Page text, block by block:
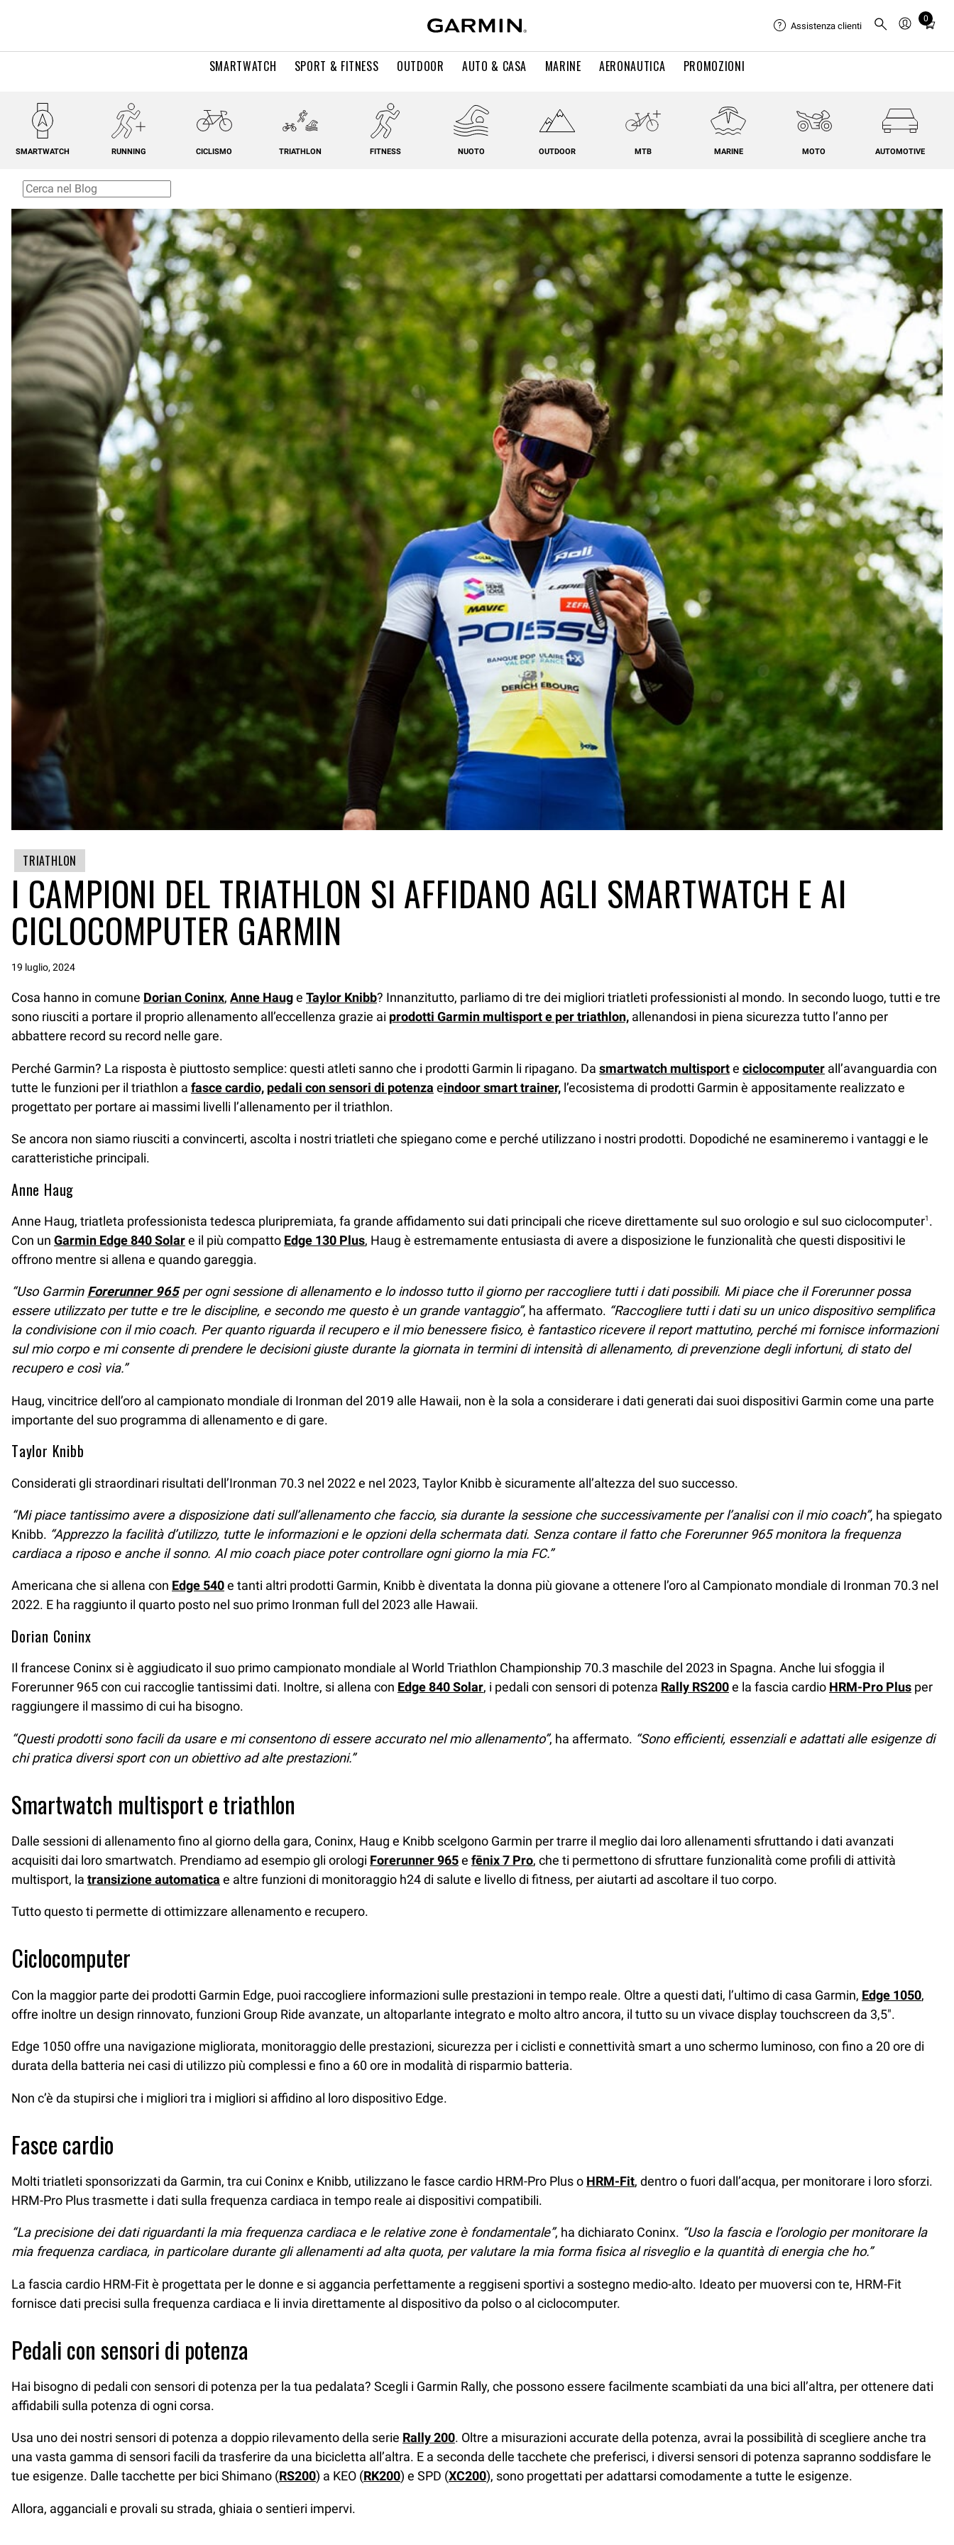
SMARTWATCH SPORT & FITNESS OUTDOOR AUTO & CASA MARINE AERONAUTICA PROMOZIONI
Assistenza clienti
0
Total
in
SMARTWATCH RUNNING CICLISMO TRIATHLON FITNESS NUOTO OUTDOOR MTB MARINE MOTO AUTOMOTIVE
TRIATHLON
I CAMPIONI DEL TRIATHLON SI AFFIDANO AGLI SMARTWATCH E AI
CICLOCOMPUTER GARMIN
19 luglio, 2024
Cosa hanno in comune Dorian Coninx, Anne Hauge Taylor Knibb? Innanzitutto, parliamo di tre dei migliori triatleti professionisti al mondo. In secondo luogo, tutti e tre
sono riusciti a portare il proprio allenamento all’eccellenza grazie ai prodotti Garmin multisport e per triathlon, allenandosi in piena sicurezza tutto l’anno per
abbattere record su record nelle gare.
Perché Garmin? La risposta è piuttosto semplice: questi atleti sanno che i prodotti Garmin li ripagano. Da smartwatch multisporte ciclocomputer all’avanguardia con
tutte le funzioni per il triathlon a fasce cardio, pedali con sensori di potenza eindoor smart trainer, l’ecosistema di prodotti Garmin è appositamente realizzato e
progettato per portare ai massimi livelli l’allenamento per il triathlon.
Se ancora non siamo riusciti a convincerti, ascolta i nostri triatleti che spiegano come e perché utilizzano i nostri prodotti. Dopodiché ne esamineremo i vantaggi e le
caratteristiche principali.
Anne Haug
Anne Haug, triatleta professionista tedesca pluripremiata, fa grande affidamento sui dati principali che riceve direttamente sul suo orologio e sul suo ciclocomputer1 .
Con un Garmin Edge 840 Solare il più compatto Edge 130 Plus, Haug è estremamente entusiasta di avere a disposizione le funzionalità che questi dispositivi le
offrono mentre si allena e quando gareggia.
“Uso Garmin Forerunner 965per ogni sessione di allenamento e lo indosso tutto il giorno per raccogliere tutti i dati possibili. Mi piace che il Forerunner possa
essere utilizzato per tutte e tre le discipline, e secondo me questo è un grande vantaggio”, ha affermato. “Raccogliere tutti i dati su un unico dispositivo semplifica
la condivisione con il mio coach. Per quanto riguarda il recupero e il mio benessere fisico, è fantastico ricevere il report mattutino, perché mi fornisce informazioni
sul mio corpo e mi consente di prendere le decisioni giuste durante la giornata in termini di intensità di allenamento, di prevenzione degli infortuni, di stato del
recupero e così via.”
Haug, vincitrice dell’oro al campionato mondiale di Ironman del 2019 alle Hawaii, non è la sola a considerare i dati generati dai suoi dispositivi Garmin come una parte
importante del suo programma di allenamento e di gare.
Taylor Knibb
Considerati gli straordinari risultati dell’Ironman 70.3 nel 2022 e nel 2023, Taylor Knibb è sicuramente all’altezza del suo successo.
“Mi piace tantissimo avere a disposizione dati sull’allenamento che faccio, sia durante la sessione che successivamente per l’analisi con il mio coach”, ha spiegato
Knibb. “Apprezzo la facilità d’utilizzo, tutte le informazioni e le opzioni della schermata dati. Senza contare il fatto che Forerunner 965 monitora la frequenza
cardiaca a riposo e anche il sonno. Al mio coach piace poter controllare ogni giorno la mia FC.”
Americana che si allena con Edge 540e tanti altri prodotti Garmin, Knibb è diventata la donna più giovane a ottenere l’oro al Campionato mondiale di Ironman 70.3 nel
2022. E ha raggiunto il quarto posto nel suo primo Ironman full del 2023 alle Hawaii.
Dorian Coninx
Il francese Coninx si è aggiudicato il suo primo campionato mondiale al World Triathlon Championship 70.3 maschile del 2023 in Spagna. Anche lui sfoggia il
Forerunner 965 con cui raccoglie tantissimi dati. Inoltre, si allena con Edge 840 Solar, i pedali con sensori di potenza Rally RS200e la fascia cardio HRM-Pro Plus per
raggiungere il massimo di cui ha bisogno.
“Questi prodotti sono facili da usare e mi consentono di essere accurato nel mio allenamento”, ha affermato. “Sono efficienti, essenziali e adattati alle esigenze di
chi pratica diversi sport con un obiettivo ad alte prestazioni.”
Smartwatch multisport e triathlon
Dalle sessioni di allenamento fino al giorno della gara, Coninx, Haug e Knibb scelgono Garmin per trarre il meglio dai loro allenamenti sfruttando i dati avanzati
acquisiti dai loro smartwatch. Prendiamo ad esempio gli orologi Forerunner 965e fēnix 7 Pro, che ti permettono di sfruttare funzionalità come profili di attività
multisport, la transizione automatica e altre funzioni di monitoraggio h24 di salute e livello di fitness, per aiutarti ad ascoltare il tuo corpo.
Tutto questo ti permette di ottimizzare allenamento e recupero.
Ciclocomputer
Con la maggior parte dei prodotti Garmin Edge, puoi raccogliere informazioni sulle prestazioni in tempo reale. Oltre a questi dati, l’ultimo di casa Garmin, Edge 1050,
offre inoltre un design rinnovato, funzioni Group Ride avanzate, un altoparlante integrato e molto altro ancora, il tutto su un vivace display touchscreen da 3,5″.
Edge 1050 offre una navigazione migliorata, monitoraggio delle prestazioni, sicurezza per i ciclisti e connettività smart a uno schermo luminoso, con fino a 20 ore di
durata della batteria nei casi di utilizzo più complessi e fino a 60 ore in modalità di risparmio batteria.
Non c’è da stupirsi che i migliori tra i migliori si affidino al loro dispositivo Edge.
Fasce cardio
Molti triatleti sponsorizzati da Garmin, tra cui Coninx e Knibb, utilizzano le fasce cardio HRM-Pro Plus o HRM-Fit, dentro o fuori dall’acqua, per monitorare i loro sforzi.
HRM-Pro Plus trasmette i dati sulla frequenza cardiaca in tempo reale ai dispositivi compatibili.
“La precisione dei dati riguardanti la mia frequenza cardiaca e le relative zone è fondamentale”, ha dichiarato Coninx. “Uso la fascia e l’orologio per monitorare la
mia frequenza cardiaca, in particolare durante gli allenamenti ad alta quota, per valutare la mia forma fisica al risveglio e la quantità di energia che ho.”
La fascia cardio HRM-Fit è progettata per le donne e si aggancia perfettamente a reggiseni sportivi a sostegno medio-alto. Ideato per muoversi con te, HRM-Fit
fornisce dati precisi sulla frequenza cardiaca e li invia direttamente al dispositivo da polso o al ciclocomputer.
Pedali con sensori di potenza
Hai bisogno di pedali con sensori di potenza per la tua pedalata? Scegli i Garmin Rally, che possono essere facilmente scambiati da una bici all’altra, per ottenere dati
affidabili sulla potenza di ogni corsa.
Usa uno dei nostri sensori di potenza a doppio rilevamento della serie Rally 200. Oltre a misurazioni accurate della potenza, avrai la possibilità di scegliere anche tra
una vasta gamma di sensori facili da trasferire da una bicicletta all’altra. E a seconda delle tacchete che preferisci, i diversi sensori di potenza sapranno soddisfare le
tue esigenze. Dalle tacchette per bici Shimano (RS200) a KEO (RK200) e SPD (XC200), sono progettati per adattarsi comodamente a tutte le esigenze.
Allora, agganciali e provali su strada, ghiaia o sentieri impervi.